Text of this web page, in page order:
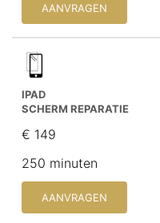
AANVRAGEN
IPAD
SCHERM REPARATIE
€ 149
250 minuten
AANVRAGEN